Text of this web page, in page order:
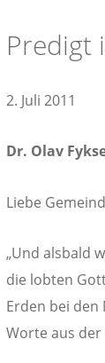
Predigt
2. Juli 2011
Dr. Olav
Liebe
„Und alsbald
die lobten
Erden bei den
Worte aus